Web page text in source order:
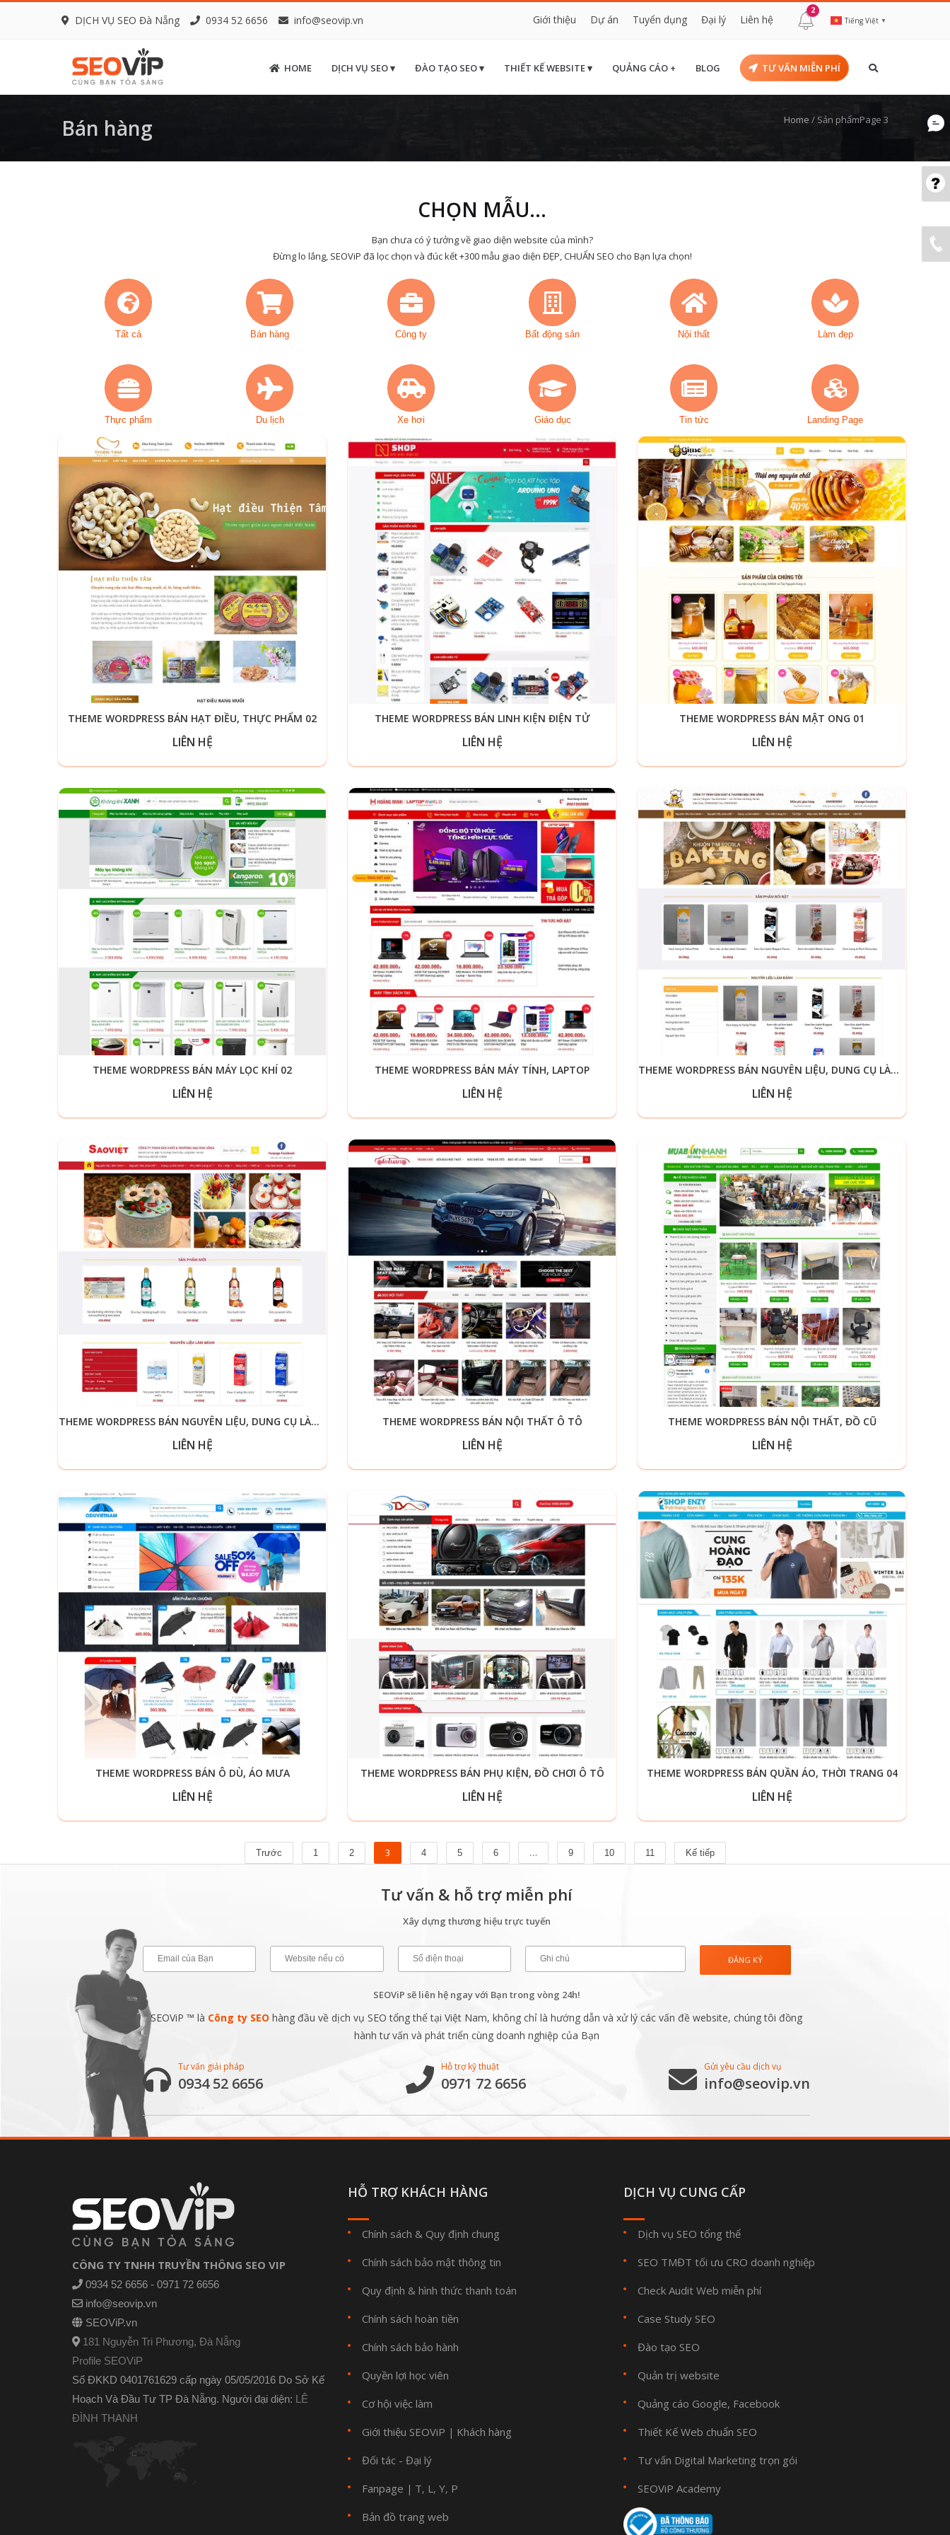
DỊCH VỤ SEO Đà Nẵng 0934 52 6656 info@seovip.vn Giới thiệu Dự án Tuyển dụng Đại lý Liên hệ
2
Tiếng Việt ▼
HOME DỊCH VỤ SEO ▾ ĐÀO TẠO SEO ▾ THIẾT KẾ WEBSITE ▾ QUẢNG CÁO + BLOG TƯ VẤN MIỄN PHÍ
Bán hàng Home / Sản phẩmPage 3
CHỌN MẪU...
Bạn chưa có ý tưởng về giao diện website của mình?
Đừng lo lắng, SEOViP đã lọc chọn và đúc kết +300 mẫu giao diện ĐẸP, CHUẨN SEO cho Bạn lựa chọn!
Tất cả Bán hàng Công ty Bất động sản Nội thất Làm đẹp
Thực phẩm Du lịch Xe hơi Giáo dục Tin tức Landing Page
THEME WORDPRESS BÁN HẠT ĐIỀU, THỰC PHẨM 02
LIÊN HỆ
THEME WORDPRESS BÁN LINH KIỆN ĐIỆN TỬ
LIÊN HỆ
THEME WORDPRESS BÁN MẬT ONG 01
LIÊN HỆ
THEME WORDPRESS BÁN MÁY LỌC KHÍ 02
LIÊN HỆ
THEME WORDPRESS BÁN MÁY TÍNH, LAPTOP
LIÊN HỆ
THEME WORDPRESS BÁN NGUYÊN LIỆU, DUNG CỤ LÀM BÁNH 02
LIÊN HỆ
THEME WORDPRESS BÁN NGUYÊN LIỆU, DUNG CỤ LÀM BÁNH 03
LIÊN HỆ
THEME WORDPRESS BÁN NỘI THẤT Ô TÔ
LIÊN HỆ
THEME WORDPRESS BÁN NỘI THẤT, ĐỒ CŨ
LIÊN HỆ
THEME WORDPRESS BÁN Ô DÙ, ÁO MƯA
LIÊN HỆ
THEME WORDPRESS BÁN PHỤ KIỆN, ĐỒ CHƠI Ô TÔ
LIÊN HỆ
THEME WORDPRESS BÁN QUẦN ÁO, THỜI TRANG 04
LIÊN HỆ
Trước 1 2 3 4 5 6 … 9 10 11 Kế tiếp
Tư vấn & hỗ trợ miễn phí
Xây dựng thương hiệu trực tuyến
SEOViP sẽ liên hệ ngay với Bạn trong vòng 24h!
SEOViP ™ là Công ty SEO hàng đầu về dịch vụ SEO tổng thể tại Việt Nam, không chỉ là hướng dẫn và xử lý các vấn đề website, chúng tôi đồng
hành tư vấn và phát triển cùng doanh nghiệp của Bạn
Tư vấn giải pháp
0934 52 6656
Hỗ trợ kỹ thuật
0971 72 6656
Gửi yêu cầu dịch vụ
info@seovip.vn
CÔNG TY TNHH TRUYỀN THÔNG SEO VIP
0934 52 6656 - 0971 72 6656
info@seovip.vn
SEOViP.vn
181 Nguyễn Tri Phương, Đà Nẵng
Profile SEOViP
Số ĐKKD 0401761629 cấp ngày 05/05/2016 Do Sở Kế
Hoạch Và Đầu Tư TP Đà Nẵng. Người đại diện: LÊ
ĐÌNH THANH
HỖ TRỢ KHÁCH HÀNG
Chính sách & Quy định chung
Chính sách bảo mật thông tin
Quy định & hình thức thanh toán
Chính sách hoàn tiền
Chính sách bảo hành
Quyền lợi học viên
Cơ hội việc làm
Giới thiệu SEOViP | Khách hàng
Đối tác - Đại lý
Fanpage | T, L, Y, P
Bản đồ trang web
DỊCH VỤ CUNG CẤP
Dịch vụ SEO tổng thể
SEO TMĐT tối ưu CRO doanh nghiệp
Check Audit Web miễn phí
Case Study SEO
Đào tạo SEO
Quản trị website
Quảng cáo Google, Facebook
Thiết Kế Web chuẩn SEO
Tư vấn Digital Marketing trọn gói
SEOViP Academy